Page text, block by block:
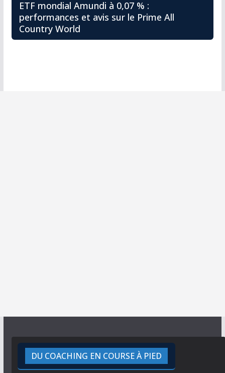
ETF mondial Amundi à 0,07 % :
performances et avis sur le Prime All
Country World
DU COACHING EN COURSE À PIED